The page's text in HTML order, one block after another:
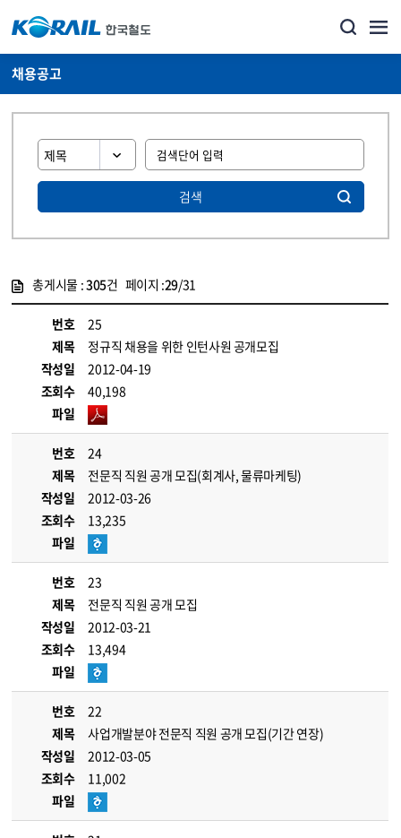
채용공고
검색
총게시물 :305건 페이지 :29/31
번호
25
제목
정규직 채용을 위한 인턴사원 공개모집
작성일
2012-04-19
조회수
40,198
파일
번호
24
제목
전문직 직원 공개 모집(회계사, 물류마케팅)
작성일
2012-03-26
조회수
13,235
파일
번호
23
제목
전문직 직원 공개 모집
작성일
2012-03-21
조회수
13,494
파일
번호
22
제목
사업개발분야 전문직 직원 공개 모집(기간 연장)
작성일
2012-03-05
조회수
11,002
파일